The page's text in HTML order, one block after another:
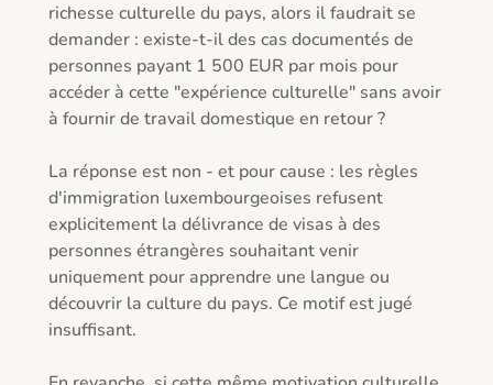
richesse culturelle du pays, alors il faudrait se
demander : existe-t-il des cas documentés de
personnes payant 1 500 EUR par mois pour
accéder à cette "expérience culturelle" sans avoir
à fournir de travail domestique en retour ?
La réponse est non - et pour cause : les règles
d'immigration luxembourgeoises refusent
explicitement la délivrance de visas à des
personnes étrangères souhaitant venir
uniquement pour apprendre une langue ou
découvrir la culture du pays. Ce motif est jugé
insuffisant.